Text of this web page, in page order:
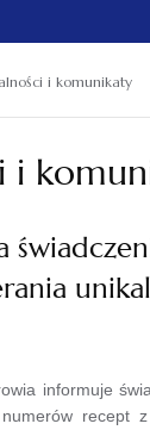
i komunikaty
i
informuje
recept